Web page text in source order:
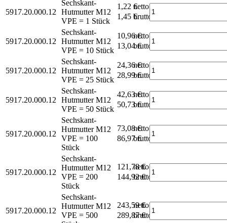
5917.20.000.12
Sechskant-
Hutmutter M12
VPE = 1 Stück
1,22 €netto
1,45 €brutto*
5917.20.000.12
Sechskant-
Hutmutter M12
VPE = 10 Stück
10,96 €
netto
13,04 €brutto*
5917.20.000.12
Sechskant-
Hutmutter M12
VPE = 25 Stück
24,36 €
netto
28,99 €brutto*
5917.20.000.12
Sechskant-
Hutmutter M12
VPE = 50 Stück
42,63 €
netto
50,73 €brutto*
5917.20.000.12
Sechskant-
Hutmutter M12
VPE = 100
Stück
73,08 €
netto
86,97 €brutto*
5917.20.000.12
Sechskant-
Hutmutter M12
VPE = 200
Stück
121,78 €
netto
144,92 €
brutto*
5917.20.000.12
Sechskant-
Hutmutter M12
VPE = 500
243,59 €
netto
289,87 €
brutto*